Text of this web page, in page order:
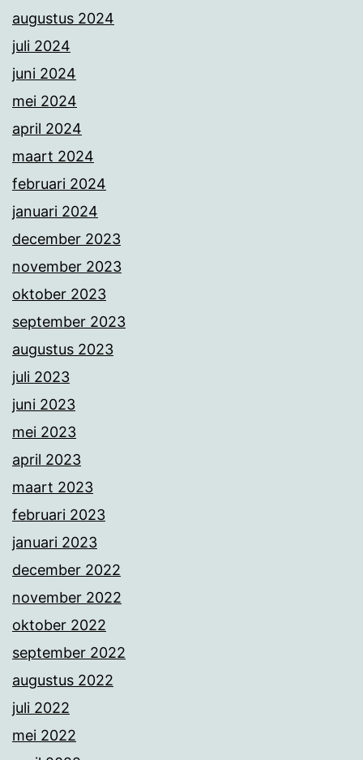
augustus 2024
juli 2024
juni 2024
mei 2024
april 2024
maart 2024
februari 2024
januari 2024
december 2023
november 2023
oktober 2023
september 2023
augustus 2023
juli 2023
juni 2023
mei 2023
april 2023
maart 2023
februari 2023
januari 2023
december 2022
november 2022
oktober 2022
september 2022
augustus 2022
juli 2022
mei 2022